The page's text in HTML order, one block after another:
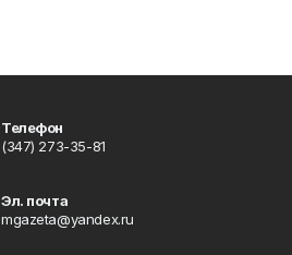
Телефон
(347) 273-35-81
Эл. почта
mgazeta@yandex.ru